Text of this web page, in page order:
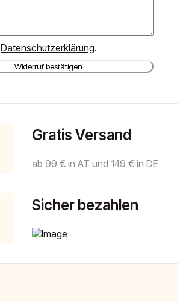
Datenschutzerklärung.
Widerruf bestätigen
Gratis Versand
ab 99 € in AT und 149 € in DE
Sicher bezahlen